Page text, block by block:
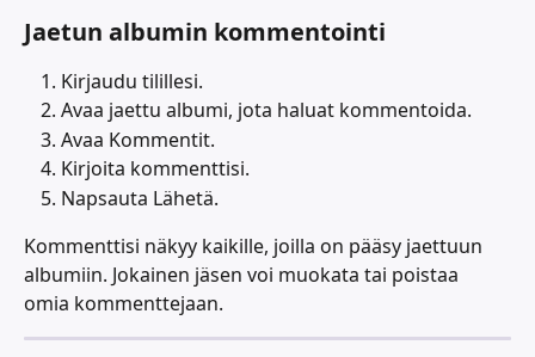
Jaetun albumin kommentointi
Kirjaudu tilillesi.
Avaa jaettu albumi, jota haluat kommentoida.
Avaa Kommentit.
Kirjoita kommenttisi.
Napsauta Lähetä.
Kommenttisi näkyy kaikille, joilla on pääsy jaettuun
albumiin. Jokainen jäsen voi muokata tai poistaa
omia kommenttejaan.